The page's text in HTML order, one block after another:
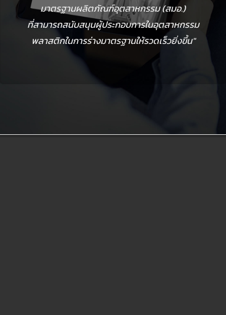
มาตรฐานผลิตภัณฑ์อุตสาหกรรม (สมอ.)
ที่สามารถสนับสนุนผู้ประกอบการในอุตสาหกรรม
พลาสติกในการร่างมาตรฐานให้รวดเร็วยิ่งขึ้น